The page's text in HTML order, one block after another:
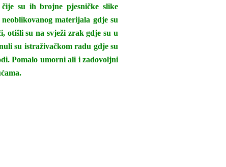
čije su ih brojne pjesničke slike
materijala gdje su
otišli su na svježi zrak gdje su u
su istraživačkom radu gdje su
Pomalo umorni ali i zadovoljni